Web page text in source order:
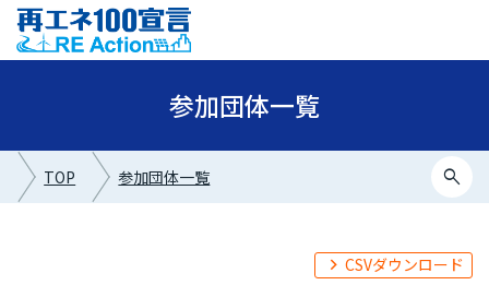
参加団体一覧
TOP 参加団体一覧 search
CSVダウンロード